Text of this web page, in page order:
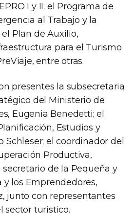
I y II; el Programa de
al Trabajo y la
Plan de Auxilio,
para el Turismo
entre otras.
presentes la subsecretaria
del Ministerio de
Eugenia Benedetti; el
Estudios y
Schleser; el coordinador del
Productiva,
secretario de la Pequeña y
y los Emprendedores,
junto con representantes
sector turístico.